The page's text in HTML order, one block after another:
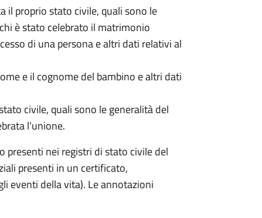
il proprio stato civile, quali sono le
è stato celebrato il matrimonio
di una persona e altri dati relativi al
e il cognome del bambino e altri dati
civile, quali sono le generalità del
l'unione.
presenti nei registri di stato civile del
presenti in un certificato,
eventi della vita). Le annotazioni